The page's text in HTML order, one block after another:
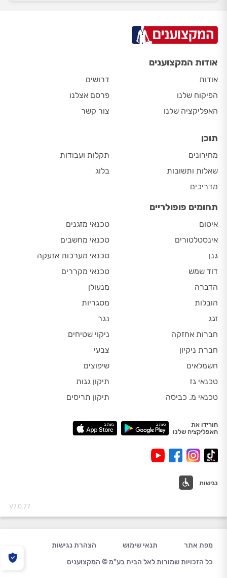
אודות המקצוענים
אודות
הפיקוח שלנו
האפליקציה שלנו
דרושים
פרסם אצלנו
צור קשר
תוכן
מחירונים
שאלות ותשובות
מדריכים
תקלות ועבודות
בלוג
תחומים פופולריים
איטום
אינסטלטורים
גנן
דוד שמש
הדברה
הובלות
זגג
חברות אחזקה
חברת ניקיון
חשמלאים
טכנאי גז
טכנאי מ. כביסה
טכנאי מזגנים
טכנאי מחשבים
טכנאי מערכות אזעקה
טכנאי מקררים
מנעולן
מסגריות
נגר
ניקוי שטיחים
צבעי
שיפוצים
תיקון גגות
תיקון תריסים
הורידו את
האפליקציה שלנו
נגישות
V7.0.77
מפת אתר תנאי שימוש
הצהרת נגישות
כל הזכויות שמורות לאל הבית בע"מ © המקצוענים